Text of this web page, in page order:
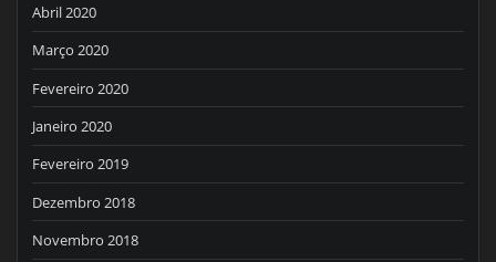
Abril 2020
Março 2020
Fevereiro 2020
Janeiro 2020
Fevereiro 2019
Dezembro 2018
Novembro 2018